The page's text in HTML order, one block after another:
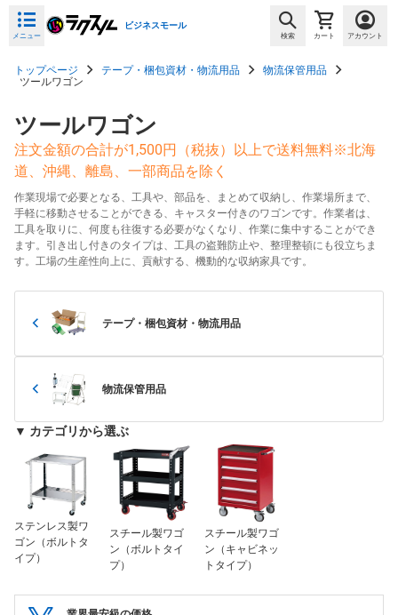
メニュー
ビジネスモール
検索 カート アカウント
トップページ テープ・梱包資材・物流用品
物流保管用品
ツールワゴン
ツールワゴン
注文金額の合計が1,500円（税抜）以上で送料無料※北海
道、沖縄、離島、一部商品を除く
作業現場で必要となる、工具や、部品を、まとめて収納し、作業場所まで、
手軽に移動させることができる、キャスター付きのワゴンです。作業者は、
工具を取りに、何度も往復する必要がなくなり、作業に集中することができ
ます。引き出し付きのタイプは、工具の盗難防止や、整理整頓にも役立ちま
す。工場の生産性向上に、貢献する、機動的な収納家具です。
テープ・梱包資材・物流用品
物流保管用品
▼ カテゴリから選ぶ
ステンレス製ワ
ゴン（ボルトタ
イプ）
スチール製ワゴ
ン（ボルトタイ
プ）
スチール製ワゴ
ン（キャビネッ
トタイプ）